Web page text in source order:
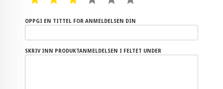
OPPGI EN TITTEL FOR ANMELDELSEN DIN
SKRIV INN PRODUKTANMELDELSEN I FELTET UNDER